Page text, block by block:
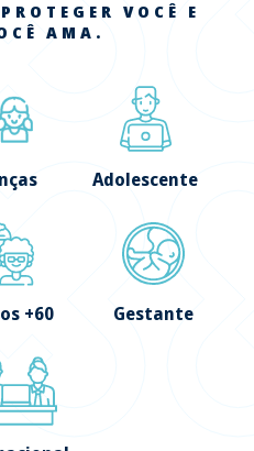
VOCÊ E
AMA.
Adolescente
+60 Gestante